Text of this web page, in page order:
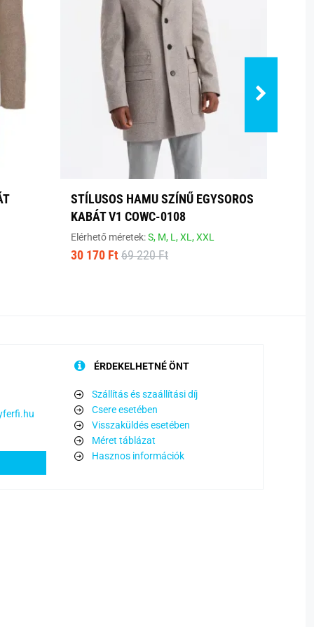
STÍLUSOS HAMU SZÍNŰ EGYSOROS
KABÁT V1 COWC-0108
Elérhető méretek:S, M, L,XL,XXL
30 170 Ft 69 220 Ft
ÉRDEKELHETNÉ ÖNT
Szállítás és szaállítási díj
Csere esetében
Visszaküldés esetében
Méret táblázat
Hasznos információk